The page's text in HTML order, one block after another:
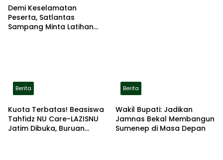
Demi Keselamatan
Peserta, Satlantas
Sampang Minta Latihan
Berita
Kuota Terbatas! Beasiswa
Tahfidz NU Care-LAZISNU
Jatim Dibuka, Buruan
Berita
Wakil Bupati: Jadikan
Jamnas Bekal Membangun
Sumenep di Masa Depan